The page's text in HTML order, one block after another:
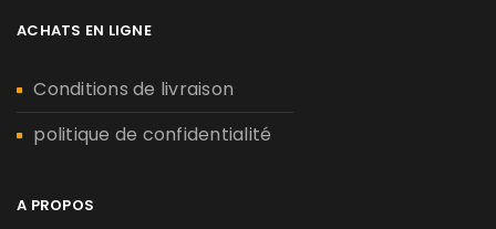
ACHATS EN LIGNE
Conditions de livraison
politique de confidentialité
A PROPOS